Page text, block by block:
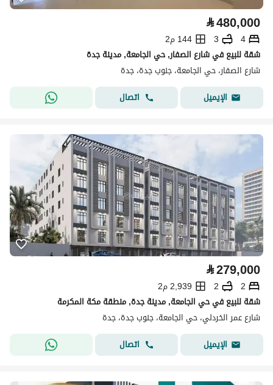
⃁480,000
4
3
144 م2
شقة للبيع في شارع الصفار, حي الجامعة, مدينة جدة
شارع الصفار، حي الجامعة، جنوب جدة، جدة
الإيميل
اتصال
⃁279,000
2
2
2,939 م2
شقة للبيع في حي الجامعة, مدينة جدة, منطقة مكة المكرمة
شارع عمر الخردلي، حي الجامعة، جنوب جدة، جدة
الإيميل
اتصال